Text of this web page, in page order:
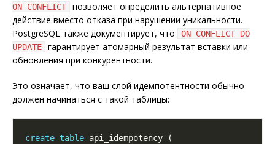
ON CONFLICT
позволяет определить альтернативное
действие вместо отказа при нарушении уникальности.
PostgreSQL также документирует, что
ON CONFLICT DO
UPDATE
гарантирует атомарный результат вставки или
обновления при конкурентности.
Это означает, что ваш слой идемпотентности обычно
должен начинаться с такой таблицы:
create table